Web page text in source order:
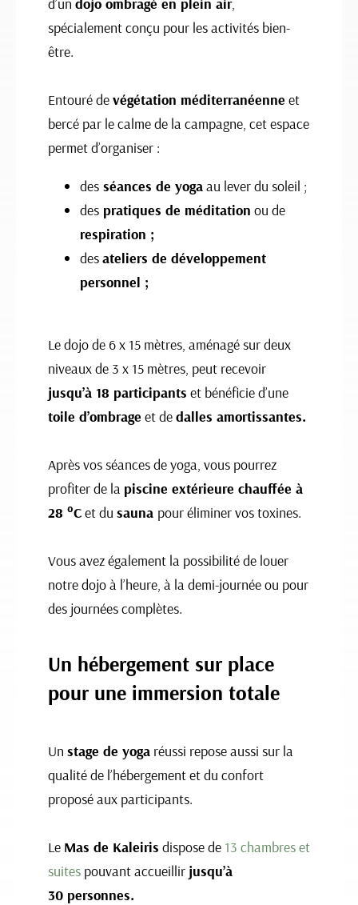
spécialement conçu pour les activités bien-
être.
Entouré devégétation méditerranéenne et
bercé par le calme de la campagne, cet espace
permet d’organiser :
des séances de yogaau lever du soleil ;
des pratiques de méditation ou de
respiration ;
desateliers de développement
personnel ;
Le dojo de 6 x 15 mètres, aménagé sur deux
niveaux de 3 x 15 mètres, peut recevoir
jusqu’à 18 participants et bénéficie d’une
toile d’ombrage et dedalles amortissantes.
Après vos séances de yoga, vous pourrez
profiter de la piscine extérieure chauffée à
28 °Cet du sauna pour éliminer vos toxines.
Vous avez également la possibilité de louer
notre dojo à l’heure, à la demi-journée ou pour
des journées complètes.
Un hébergement sur place
pour une immersion totale
Un stage de yoga réussi repose aussi sur la
qualité de l’hébergement et du confort
proposé aux participants.
Le Mas de Kaleiris dispose de 13 chambres et
suites pouvant accueillir jusqu’à
30 personnes.